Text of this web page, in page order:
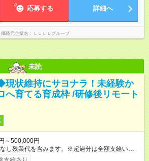
、本採用時と異なる部分があります。 雇用形態：
社員） 給与：月給 230,000円以上 上記額にはみ
みます。※超過分は全額支給いたします。 みな
します ※研修期間中（最大12ヶ月間）も、試用期
応募する 詳細へ
掲載元企業名 ＬＵＬＬグループ
未読
状維持にサヨナラ！未経験か
へ育てる育成枠 /研修後リモート
～500,000円
し残業代を含みます。※超過分は全額支給いたし
残業代 21,675円／月 みなし残業時間 12時間／月 -